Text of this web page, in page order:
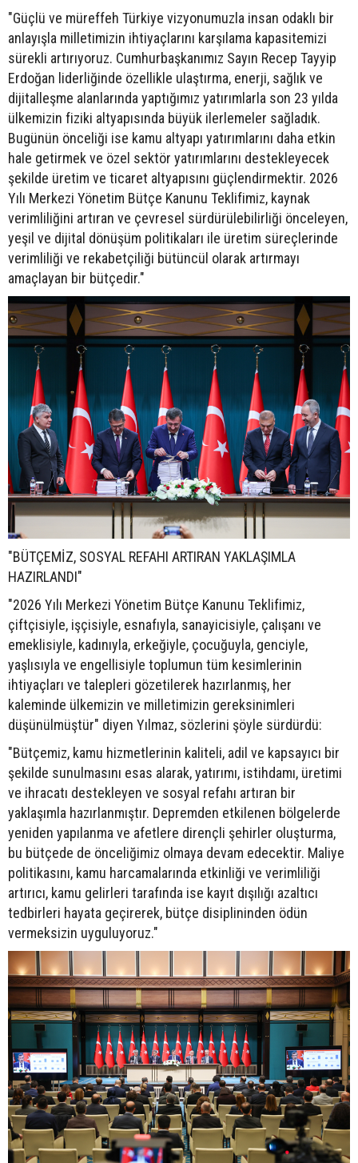
"Güçlü ve müreffeh Türkiye vizyonumuzla insan odaklı bir
anlayışla milletimizin ihtiyaçlarını karşılama kapasitemizi
sürekli artırıyoruz. Cumhurbaşkanımız Sayın Recep Tayyip
Erdoğan liderliğinde özellikle ulaştırma, enerji, sağlık ve
dijitalleşme alanlarında yaptığımız yatırımlarla son 23 yılda
ülkemizin fiziki altyapısında büyük ilerlemeler sağladık.
Bugünün önceliği ise kamu altyapı yatırımlarını daha etkin
hale getirmek ve özel sektör yatırımlarını destekleyecek
şekilde üretim ve ticaret altyapısını güçlendirmektir. 2026
Yılı Merkezi Yönetim Bütçe Kanunu Teklifimiz, kaynak
verimliliğini artıran ve çevresel sürdürülebilirliği önceleyen,
yeşil ve dijital dönüşüm politikaları ile üretim süreçlerinde
verimliliği ve rekabetçiliği bütüncül olarak artırmayı
amaçlayan bir bütçedir."
"BÜTÇEMİZ, SOSYAL REFAHI ARTIRAN YAKLAŞIMLA
HAZIRLANDI"
"2026 Yılı Merkezi Yönetim Bütçe Kanunu Teklifimiz,
çiftçisiyle, işçisiyle, esnafıyla, sanayicisiyle, çalışanı ve
emeklisiyle, kadınıyla, erkeğiyle, çocuğuyla, genciyle,
yaşlısıyla ve engellisiyle toplumun tüm kesimlerinin
ihtiyaçları ve talepleri gözetilerek hazırlanmış, her
kaleminde ülkemizin ve milletimizin gereksinimleri
düşünülmüştür" diyen Yılmaz, sözlerini şöyle sürdürdü:
"Bütçemiz, kamu hizmetlerinin kaliteli, adil ve kapsayıcı bir
şekilde sunulmasını esas alarak, yatırımı, istihdamı, üretimi
ve ihracatı destekleyen ve sosyal refahı artıran bir
yaklaşımla hazırlanmıştır. Depremden etkilenen bölgelerde
yeniden yapılanma ve afetlere dirençli şehirler oluşturma,
bu bütçede de önceliğimiz olmaya devam edecektir. Maliye
politikasını, kamu harcamalarında etkinliği ve verimliliği
artırıcı, kamu gelirleri tarafında ise kayıt dışılığı azaltıcı
tedbirleri hayata geçirerek, bütçe disiplininden ödün
vermeksizin uyguluyoruz."